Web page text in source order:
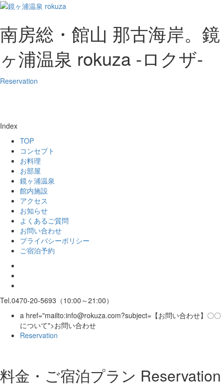
南房総・館山 那古海岸。鏡
ヶ浦温泉 rokuza -ロクザ-
Reservation
Index
TOP
コンセプト
お料理
お部屋
鏡ヶ浦温泉
館内施設
アクセス
お知らせ
よくあるご質問
お問い合わせ
プライバシーポリシー
ご宿泊予約
Tel.0470-20-5693（10:00～21:00）
a href="mailto:info@rokuza.com?subject=【お問い合わせ】〇〇
について">お問い合わせ
Reservation
料金・ご宿泊プラン Reservation